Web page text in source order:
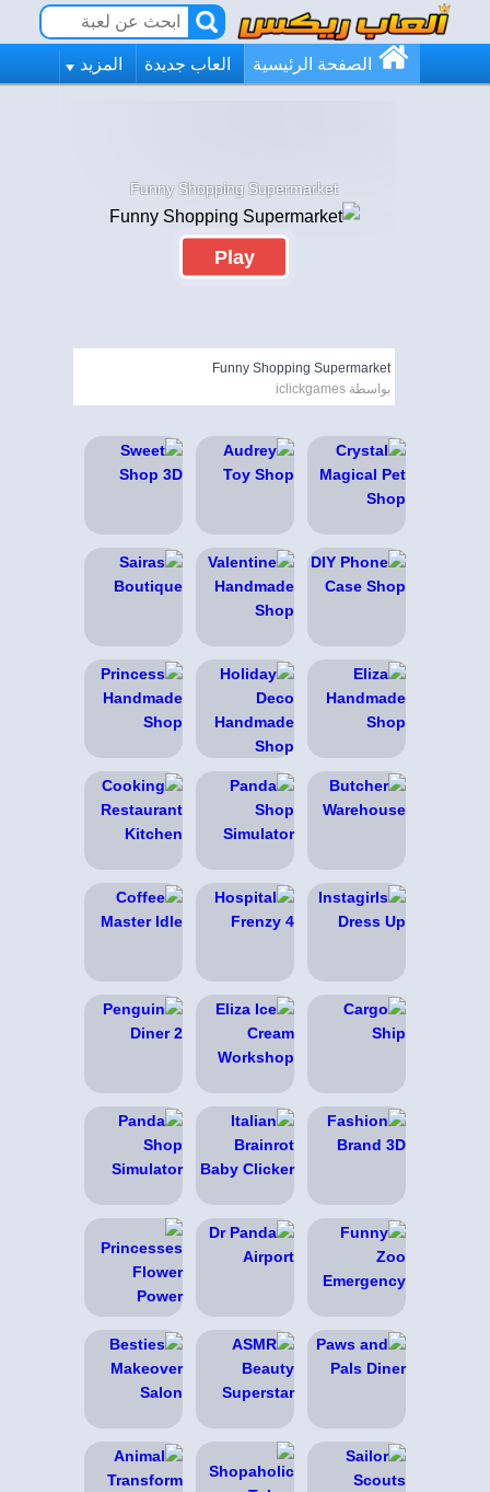
الصفحة الرئيسية العاب جديدة المزيد
Funny Shopping Supermarket
Play
Funny Shopping Supermarket
بواسطة iclickgames